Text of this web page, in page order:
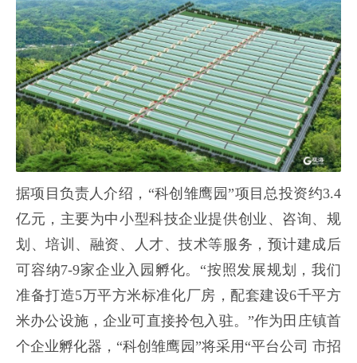
据项目负责人介绍，“科创雏鹰园”项目总投资约3.4
亿元，主要为中小型科技企业提供创业、咨询、规
划、培训、融资、人才、技术等服务，预计建成后
可容纳7-9家企业入园孵化。“按照发展规划，我们
准备打造5万平方米标准化厂房，配套建设6千平方
米办公设施，企业可直接拎包入驻。”作为田庄镇首
个企业孵化器，“科创雏鹰园”将采用“平台公司 市招